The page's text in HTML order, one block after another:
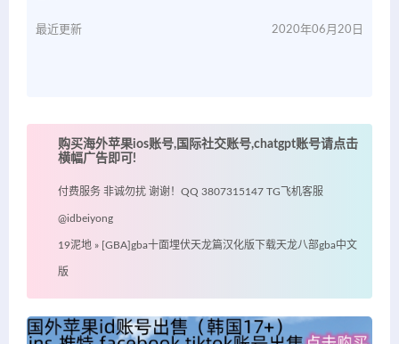
最近更新 2020年06月20日
购买海外苹果ios账号,国际社交账号,chatgpt账号请点击
横幅广告即可!
付费服务 非诚勿扰 谢谢！QQ 3807315147 TG飞机客服
@idbeiyong
19泥地 » [GBA]gba十面埋伏天龙篇汉化版下载天龙八部gba中文
版